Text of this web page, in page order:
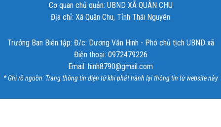
Cơ quan chủ quản: UBND XÃ QUÂN CHU
Địa chỉ: Xã Quân Chu, Tỉnh Thái Nguyên
Trưởng Ban Biên tập: Đ/c: Dương Văn Hinh - Phó chủ tịch UBND xã
Điện thoại: 0972479226
Email: hinh8790@gmail.com
* Ghi rõ nguồn: Trang thông tin điện tử khi phát hành lại thông tin từ website này